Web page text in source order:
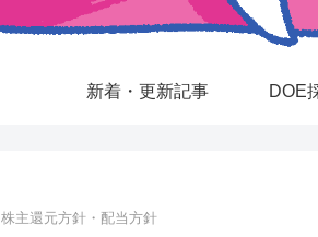
新着・更新記事 DOE
株主還元方針・配当方針